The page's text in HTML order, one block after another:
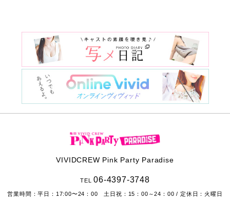
VIVIDCREW Pink Party Paradise
TEL06-4397-3748
営業時間：平日：17:00〜24：00 土日祝：15：00～24：00 / 定休日：火曜日